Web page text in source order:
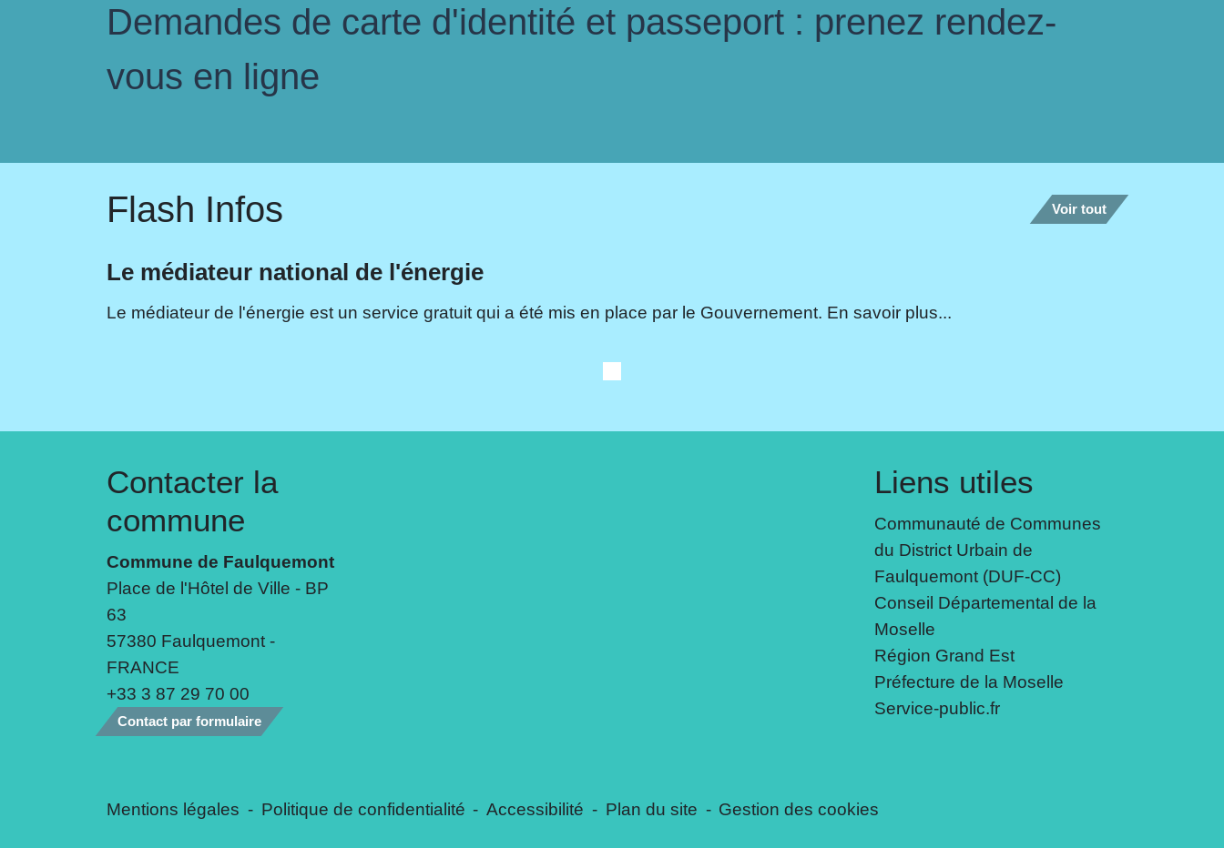
Demandes de carte d'identité et passeport : prenez rendez-
vous en ligne
Flash Infos Voir tout
Le médiateur national de l'énergie
Le médiateur de l'énergie est un service gratuit qui a été mis en place par le Gouvernement. En savoir plus...
Contacter la
commune
Commune de Faulquemont
Place de l'Hôtel de Ville - BP
63
57380 Faulquemont -
FRANCE
+33 3 87 29 70 00
Contact par formulaire
Liens utiles
Communauté de Communes
du District Urbain de
Faulquemont (DUF-CC)
Conseil Départemental de la
Moselle
Région Grand Est
Préfecture de la Moselle
Service-public.fr
Mentions légales - Politique de confidentialité - Accessibilité - Plan du site - Gestion des cookies